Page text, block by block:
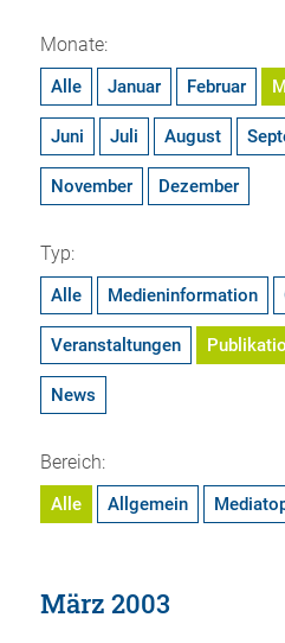
Monate:
Alle Januar Februar
Juni Juli August
November Dezember
Typ:
Alle Medieninformation
Veranstaltungen
News
Bereich:
Alle Allgemein
März 2003